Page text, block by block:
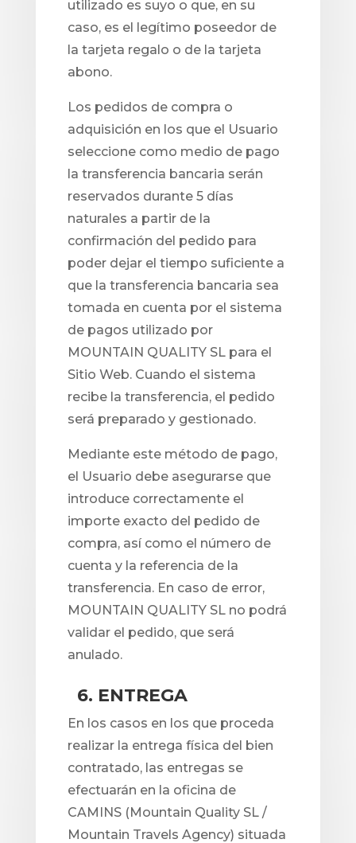
utilizado es suyo o que, en su
caso, es el legítimo poseedor de
la tarjeta regalo o de la tarjeta
abono.
Los pedidos de compra o
adquisición en los que el Usuario
seleccione como medio de pago
la transferencia bancaria serán
reservados durante 5 días
naturales a partir de la
confirmación del pedido para
poder dejar el tiempo suficiente a
que la transferencia bancaria sea
tomada en cuenta por el sistema
de pagos utilizado por
MOUNTAIN QUALITY SL para el
Sitio Web. Cuando el sistema
recibe la transferencia, el pedido
será preparado y gestionado.
Mediante este método de pago,
el Usuario debe asegurarse que
introduce correctamente el
importe exacto del pedido de
compra, así como el número de
cuenta y la referencia de la
transferencia. En caso de error,
MOUNTAIN QUALITY SL no podrá
validar el pedido, que será
anulado.
6. ENTREGA
En los casos en los que proceda
realizar la entrega física del bien
contratado, las entregas se
efectuarán en la oficina de
CAMINS (Mountain Quality SL /
Mountain Travels Agency) situada